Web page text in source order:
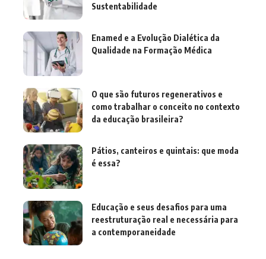
Sustentabilidade
Enamed e a Evolução Dialética da
Qualidade na Formação Médica
O que são futuros regenerativos e
como trabalhar o conceito no contexto
da educação brasileira?
Pátios, canteiros e quintais: que moda
é essa?
Educação e seus desafios para uma
reestruturação real e necessária para
a contemporaneidade